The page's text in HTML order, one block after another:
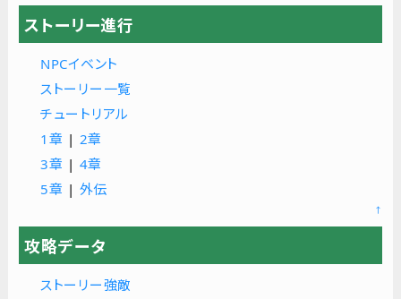
ストーリー進行
NPCイベント
ストーリー一覧
チュートリアル
1章 | 2章
3章 | 4章
5章 | 外伝
↑
攻略データ
ストーリー強敵